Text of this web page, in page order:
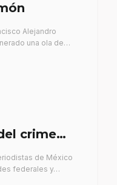
Alejandro
una ola de…
crimen
de México
federales y…